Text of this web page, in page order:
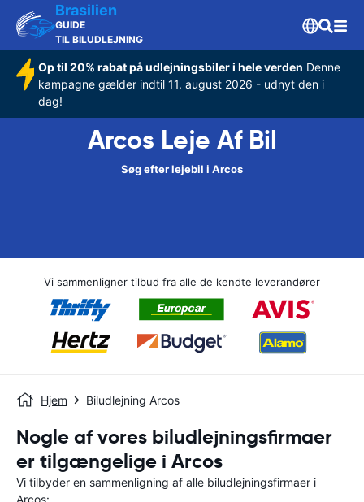
Brasilien
GUIDE
TIL BILUDLEJNING
Op til 20% rabat på udlejningsbiler i hele verden Denne
kampagne gælder indtil 11. august 2026 - udnyt den i
dag!
Arcos Leje Af Bil
Søg efter lejebil i Arcos
Vi sammenligner tilbud fra alle de kendte leverandører
Hjem Biludlejning Arcos
Nogle af vores biludlejningsfirmaer
er tilgængelige i Arcos
Vi tilbyder en sammenligning af alle biludlejningsfirmaer i
Arcos: